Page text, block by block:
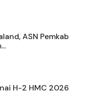
ASN Pemkab
H-2 HMC 2026